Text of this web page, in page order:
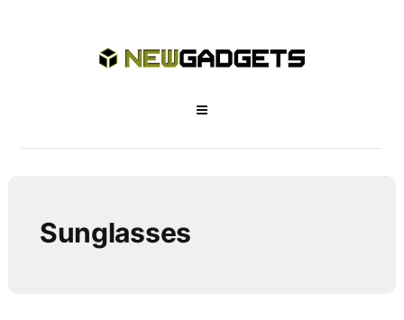
Sunglasses